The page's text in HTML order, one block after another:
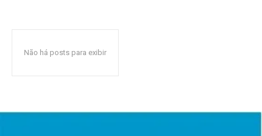
Não há posts para exibir